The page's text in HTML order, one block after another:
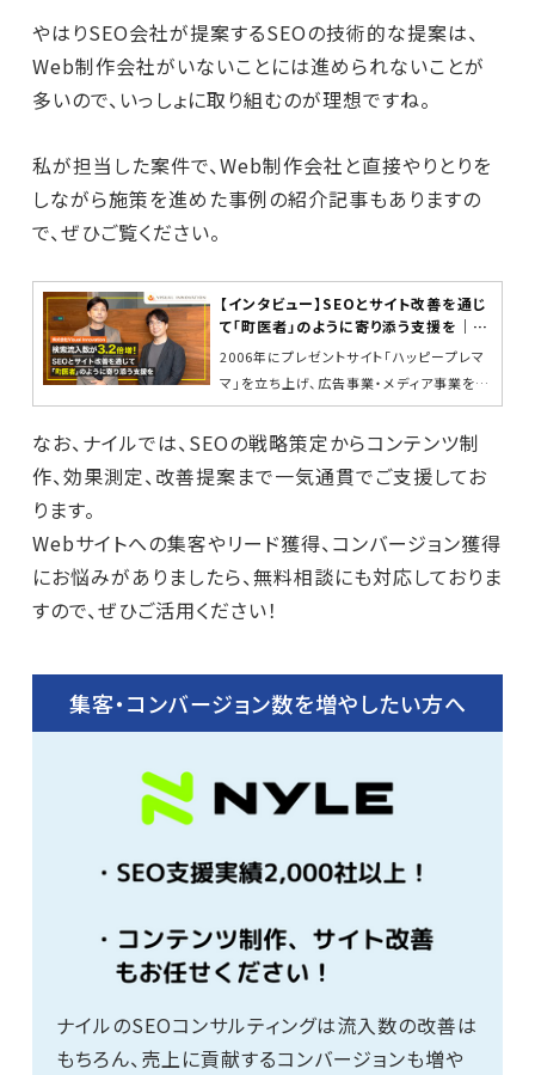
やはりSEO会社が提案するSEOの技術的な提案は、
Web制作会社がいないことには進められないことが
多いので、いっしょに取り組むのが理想ですね。
私が担当した案件で、Web制作会社と直接やりとりを
しながら施策を進めた事例の紹介記事もありますの
で、ぜひご覧ください。
【インタビュー】SEOとサイト改善を通じ
て「町医者」のように寄り添う支援を｜株
式会社Visual Innovation
2006年にプレゼントサイト「ハッピープレマ
マ」を立ち上げ、広告事業・メディア事業を展
開してきた株式会社Visual Innovation。
長年運営してきたサ...
なお、ナイルでは、SEOの戦略策定からコンテンツ制
作、効果測定、改善提案まで一気通貫でご支援してお
ります。
Webサイトへの集客やリード獲得、コンバージョン獲得
にお悩みがありましたら、無料相談にも対応しておりま
すので、ぜひご活用ください！
集客・コンバージョン数を増やしたい方へ
ナイルのSEOコンサルティングは流入数の改善は
もちろん、売上に貢献するコンバージョンも増や